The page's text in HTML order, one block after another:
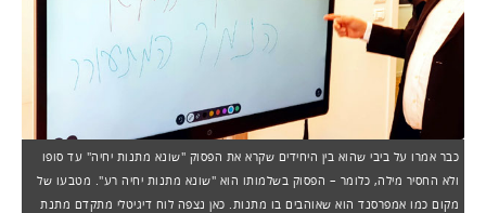
כבר אמרו על ביבי שהוא בין היחידים שקרא את הפסוק "שונא מתנות יחיה" עד סופו
ולא החסיר מילה, כלומר – הפסוק בשלמותו הוא "שונא מתנות יחיה רע". מטבעו של
מקום כמו אמפרסנד הוא שאוהבים בו מתנות. כאן נצפה לוח דיגיטלי מתקדם מתנת